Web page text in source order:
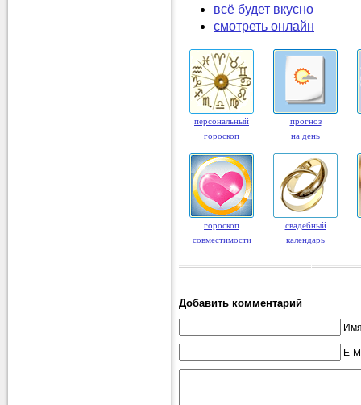
всё будет вкусно
смотреть онлайн
персональный
гороскоп
прогноз
на день
гороскоп
совместимости
свадебный
календарь
Добавить комментарий
E-